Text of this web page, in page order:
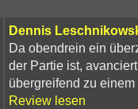
Dennis
Da obendrein ein
der Partie ist,
übergreifend zu
Review lesen